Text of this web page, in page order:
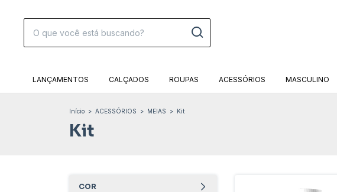
LANÇAMENTOS CALÇADOS ROUPAS ACESSÓRIOS MASCULINO
Início > ACESSÓRIOS > MEIAS > Kit
Kit
COR